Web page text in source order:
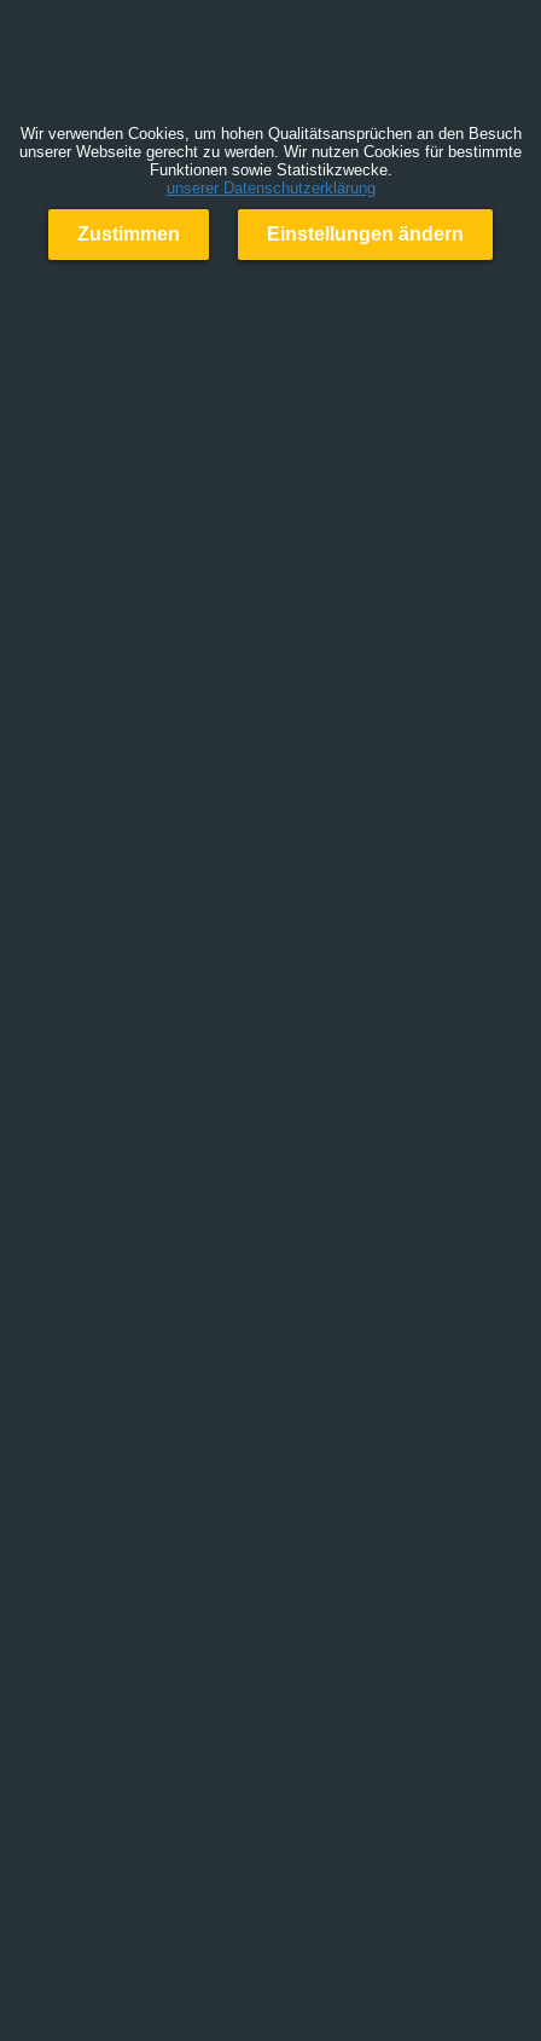
Wir verwenden Cookies, um hohen Qualitätsansprüchen an den Besuch
unserer Webseite gerecht zu werden. Wir nutzen Cookies für bestimmte
Funktionen sowie Statistikzwecke.
unserer Datenschutzerklärung
Zustimmen Einstellungen ändern